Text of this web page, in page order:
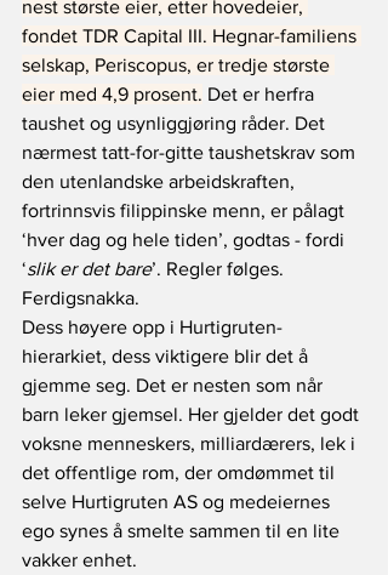
nest største eier, etter hovedeier,
fondet TDR Capital III. Hegnar-familiens
selskap, Periscopus, er tredje største
eier med 4,9 prosent. Det er herfra
taushet og usynliggjøring råder. Det
nærmest tatt-for-gitte taushetskrav som
den utenlandske arbeidskraften,
fortrinnsvis filippinske menn, er pålagt
‘hver dag og hele tiden’, godtas - fordi
‘slik er det bare’. Regler følges.
Ferdigsnakka.
Dess høyere opp i Hurtigruten-
hierarkiet, dess viktigere blir det å
gjemme seg. Det er nesten som når
barn leker gjemsel. Her gjelder det godt
voksne menneskers, milliardærers, lek i
det offentlige rom, der omdømmet til
selve Hurtigruten AS og medeiernes
ego synes å smelte sammen til en lite
vakker enhet.